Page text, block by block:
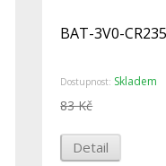
BAT-3V0-
Dostupnost: Skladem
83 Kč
Detail